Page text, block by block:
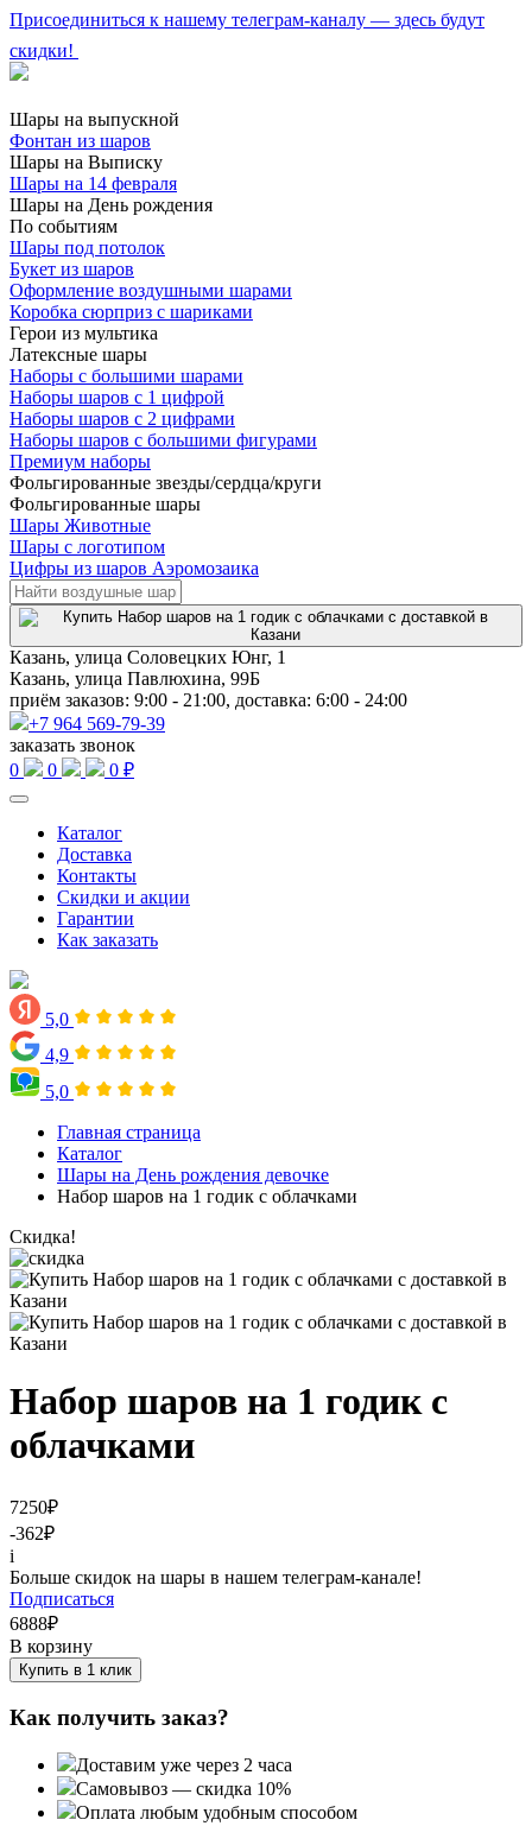
Присоединиться к нашему телеграм-каналу — здесь будут
скидки!
Шары на выпускной
Фонтан из шаров
Шары на Выписку
Шары на 14 февраля
Шары на День рождения
По событиям
Шары под потолок
Букет из шаров
Оформление воздушными шарами
Коробка сюрприз с шариками
Герои из мультика
Латексные шары
Наборы с большими шарами
Наборы шаров с 1 цифрой
Наборы шаров с 2 цифрами
Наборы шаров с большими фигурами
Премиум наборы
Фольгированные звезды/сердца/круги
Фольгированные шары
Шары Животные
Шары с логотипом
Цифры из шаров Аэромозаика
Казань, улица Соловецких Юнг, 1
Казань, улица Павлюхина, 99Б
приём заказов: 9:00 - 21:00, доставка: 6:00 - 24:00
+7 964 569-79-39
заказать звонок
0
0 0 ₽
Каталог
Доставка
Контакты
Скидки и акции
Гарантии
Как заказать
5,0
4,9
5,0
Главная страница
Каталог
Шары на День рождения девочке
Набор шаров на 1 годик с облачками
Скидка!
Набор шаров на 1 годик с
облачками
7250₽
-362₽
i
Больше скидок на шары в нашем телеграм-канале!
Подписаться
6888₽
В корзину
Купить в 1 клик
Как получить заказ?
Доставим уже через 2 часа
Самовывоз — скидка 10%
Оплата любым удобным способом